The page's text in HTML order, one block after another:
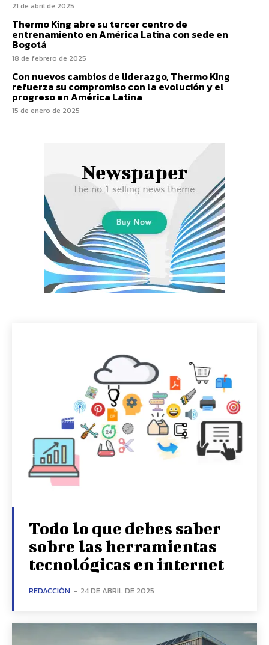
21 de abril de 2025
Thermo King abre su tercer centro de
entrenamiento en América Latina con sede en
Bogotá
18 de febrero de 2025
Con nuevos cambios de liderazgo, Thermo King
refuerza su compromiso con la evolución y el
progreso en América Latina
15 de enero de 2025
Todo lo que debes saber
sobre las herramientas
tecnológicas en internet
REDACCIÓN - 24 DE ABRIL DE 2025